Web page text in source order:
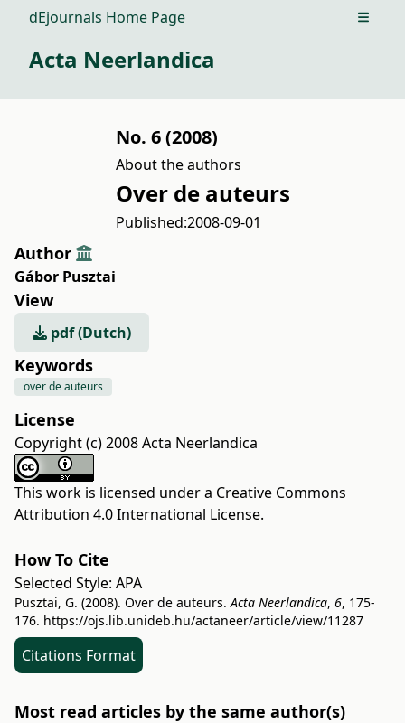
dEjournals Home Page Open
Acta Neerlandica
No. 6 (2008)
About the authors
Over de auteurs
Published:2008-09-01
Author
Gábor Pusztai
View
pdf (Dutch)
Keywords
over de auteurs
License
Copyright (c) 2008 Acta Neerlandica
This work is licensed under a Creative Commons
Attribution 4.0 International License.
How To Cite
Selected Style: APA
Pusztai, G. (2008). Over de auteurs.Acta Neerlandica, 6, 175-
176. https://ojs.lib.unideb.hu/actaneer/article/view/11287
Citations Format
Most read articles by the same author(s)